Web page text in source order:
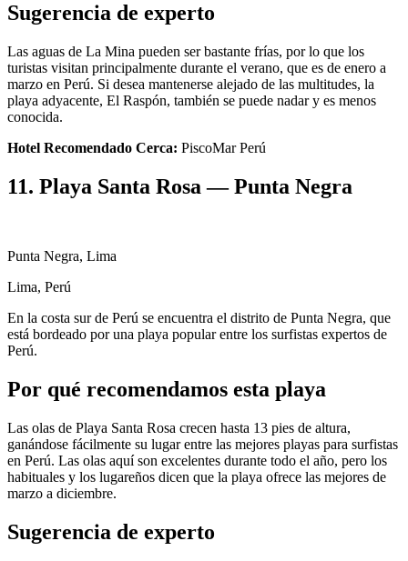
Sugerencia de experto
Las aguas de La Mina pueden ser bastante frías, por lo que los
turistas visitan principalmente durante el verano, que es de enero a
marzo en Perú. Si desea mantenerse alejado de las multitudes, la
playa adyacente, El Raspón, también se puede nadar y es menos
conocida.
Hotel Recomendado Cerca: PiscoMar Perú
11. Playa Santa Rosa — Punta Negra
Punta Negra, Lima
Lima, Perú
En la costa sur de Perú se encuentra el distrito de Punta Negra, que
está bordeado por una playa popular entre los surfistas expertos de
Perú.
Por qué recomendamos esta playa
Las olas de Playa Santa Rosa crecen hasta 13 pies de altura,
ganándose fácilmente su lugar entre las mejores playas para surfistas
en Perú. Las olas aquí son excelentes durante todo el año, pero los
habituales y los lugareños dicen que la playa ofrece las mejores de
marzo a diciembre.
Sugerencia de experto